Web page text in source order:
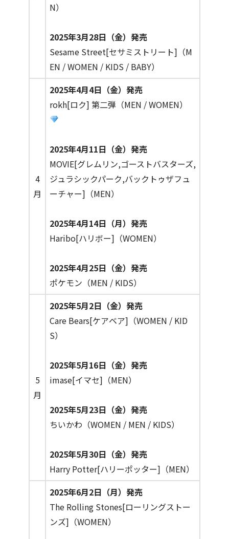
N）
2025年3月28日（金）発売
Sesame Street[セサミストリート]（M
EN / WOMEN / KIDS / BABY）
4
月
2025年4月4日（金）発売
rokh[ロク] 第二弾（MEN / WOMEN）
2025年4月11日（金）発売
MOVIE[グレムリン,ゴーストバスターズ,
ジュラシックパーク,バックトゥザフュ
ーチャー]（MEN）
2025年4月14日（月）発売
Haribo[ハリボー]（WOMEN）
2025年4月25日（金）発売
ポケモン（MEN / KIDS）
5
月
2025年5月2日（金）発売
Care Bears[ケアベア]（WOMEN / KID
S）
2025年5月16日（金）発売
imase[イマセ]（MEN）
2025年5月23日（金）発売
ちいかわ（WOMEN / MEN / KIDS）
2025年5月30日（金）発売
Harry Potter[ハリーポッター]（MEN）
2025年6月2日（月）発売
The Rolling Stones[ローリングストー
ンズ]（WOMEN）